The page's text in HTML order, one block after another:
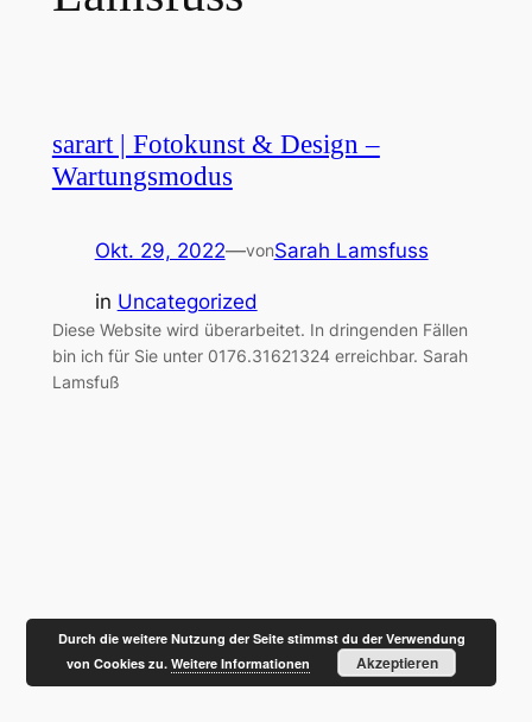
sarart | Fotokunst & Design –
Wartungsmodus
Okt. 29, 2022—vonSarah Lamsfuss
in Uncategorized
Diese Website wird überarbeitet. In dringenden Fällen
bin ich für Sie unter 0176.31621324 erreichbar. Sarah
Lamsfuß
Durch die weitere Nutzung der Seite stimmst du der Verwendung
von Cookies zu.Weitere Informationen Akzeptieren